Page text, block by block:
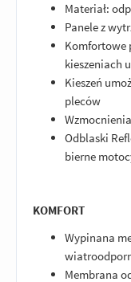
Materiał:
Panele z
Komfortowe
kieszeniach
Kieszeń
pleców
Odblaski
bierne
KOMFORT
Wypinana
Membrana